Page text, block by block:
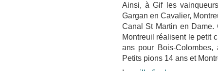
Ainsi, à Gif les
Gargan en Cavalier,
Canal St Martin en
Montreuil réalisent le petit
ans pour Bois-
Petits pions 14 ans et